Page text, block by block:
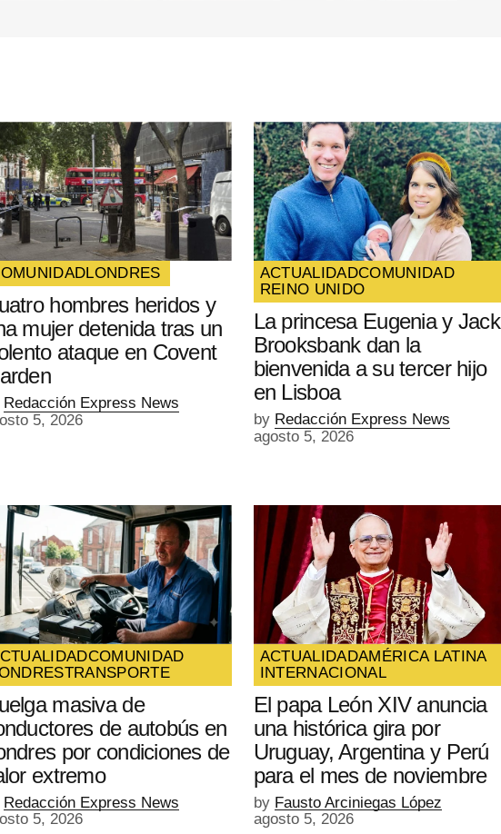
LONDRES
hombres heridos y
mujer detenida tras un
ataque en Covent
Redacción Express News
5, 2026
ACTUALIDADCOMUNIDAD
REINO UNIDO
La princesa Eugenia y Jack
Brooksbank dan la
bienvenida a su tercer hijo
en Lisboa
by Redacción Express News
agosto 5, 2026
COMUNIDAD
TRANSPORTE
masiva de
de autobús en
por condiciones de
extremo
Redacción Express News
5, 2026
ACTUALIDADAMÉRICA LATINA
INTERNACIONAL
El papa León XIV anuncia
una histórica gira por
Uruguay, Argentina y Perú
para el mes de noviembre
by Fausto Arciniegas López
agosto 5, 2026